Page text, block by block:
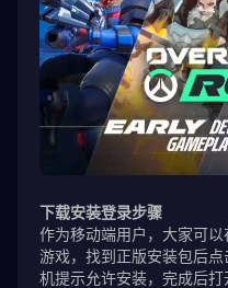
下载安装登录步骤
作为移动端用户，大家可
游戏，找到正版安装包后
机提示允许安装，完成后